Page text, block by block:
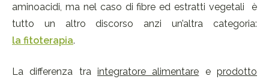
aminoacidi, ma nel caso di fibre ed estratti vegetali è
tutto un altro discorso anzi un’altra categoria:
la fitoterapia.
La differenza tra integratore alimentare eprodotto